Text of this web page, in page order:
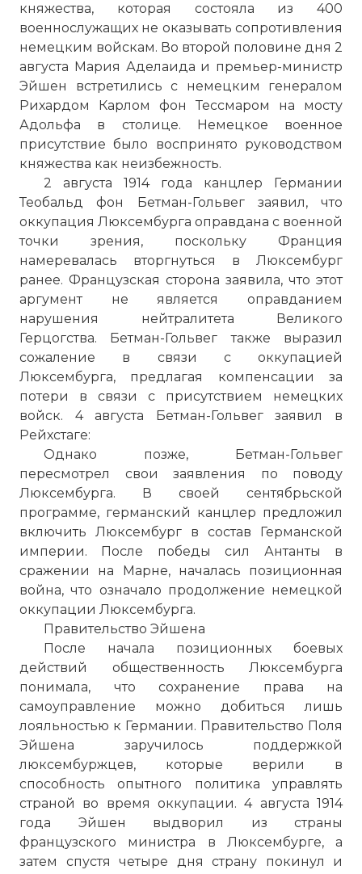
княжества, которая состояла из 400
военнослужащих не оказывать сопротивления
немецким войскам. Во второй половине дня 2
августа Мария Аделаида и премьер-министр
Эйшен встретились с немецким генералом
Рихардом Карлом фон Тессмаром на мосту
Адольфа в столице. Немецкое военное
присутствие было воспринято руководством
княжества как неизбежность.
2 августа 1914 года канцлер Германии
Теобальд фон Бетман-Гольвег заявил, что
оккупация Люксембурга оправдана с военной
точки зрения, поскольку Франция
намеревалась вторгнуться в Люксембург
ранее. Французская сторона заявила, что этот
аргумент не является оправданием
нарушения нейтралитета Великого
Герцогства. Бетман-Гольвег также выразил
сожаление в связи с оккупацией
Люксембурга, предлагая компенсации за
потери в связи с присутствием немецких
войск. 4 августа Бетман-Гольвег заявил в
Рейхстаге:
Однако позже, Бетман-Гольвег
пересмотрел свои заявления по поводу
Люксембурга. В своей сентябрьской
программе, германский канцлер предложил
включить Люксембург в состав Германской
империи. После победы сил Антанты в
сражении на Марне, началась позиционная
война, что означало продолжение немецкой
оккупации Люксембурга.
Правительство Эйшена
После начала позиционных боевых
действий общественность Люксембурга
понимала, что сохранение права на
самоуправление можно добиться лишь
лояльностью к Германии. Правительство Поля
Эйшена заручилось поддержкой
люксембуржцев, которые верили в
способность опытного политика управлять
страной во время оккупации. 4 августа 1914
года Эйшен выдворил из страны
французского министра в Люксембурге, а
затем спустя четыре дня страну покинул и